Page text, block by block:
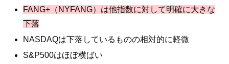
FANG+（NYFANG）は他指数に対して明確に大きな
下落
NASDAQは下落しているものの相対的に軽微
S&P500はほぼ横ばい